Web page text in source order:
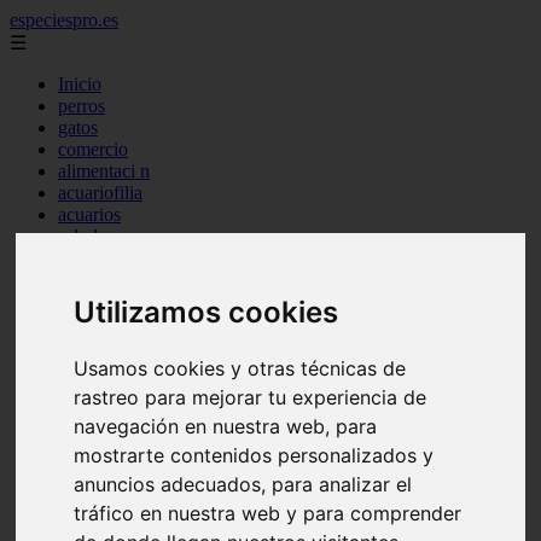
Utilizamos cookies
Usamos cookies y otras técnicas de
rastreo para mejorar tu experiencia de
navegación en nuestra web, para
mostrarte contenidos personalizados y
anuncios adecuados, para analizar el
tráfico en nuestra web y para comprender
especiespro.es
☰
Inicio
perros
gatos
comercio
alimentaci n
acuariofilia
acuarios
salud
mantenimiento
aves
bienestar
peque os mam feros
verano
legislaci n
peluquer a
accesorios
peluquer a canina
complementos